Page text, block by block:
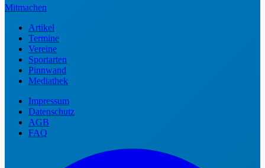
Mitmachen
Artikel
Termine
Vereine
Sportarten
Pinnwand
Mediathek
Impressum
Datenschutz
AGB
FAQ